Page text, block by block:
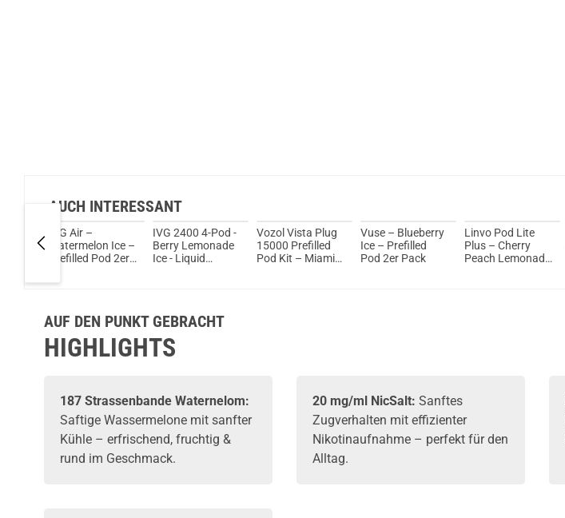
AUCH INTERESSANT
IVG Air –
Watermelon Ice –
Prefilled Pod 2er
IVG 2400 4-Pod -
Berry Lemonade
Ice - Liquid
Vozol Vista Plug
15000 Prefilled
Pod Kit – Miami
Vuse – Blueberry
Ice – Prefilled
Pod 2er Pack
Linvo Pod Lite
Plus – Cherry
Peach Lemonade
AUF DEN PUNKT GEBRACHT
HIGHLIGHTS
187 Strassenbande Waternelom:
Saftige Wassermelone mit sanfter
Kühle – erfrischend, fruchtig &
rund im Geschmack.
20 mg/ml NicSalt: Sanftes
Zugverhalten mit effizienter
Nikotinaufnahme – perfekt für den
Alltag.